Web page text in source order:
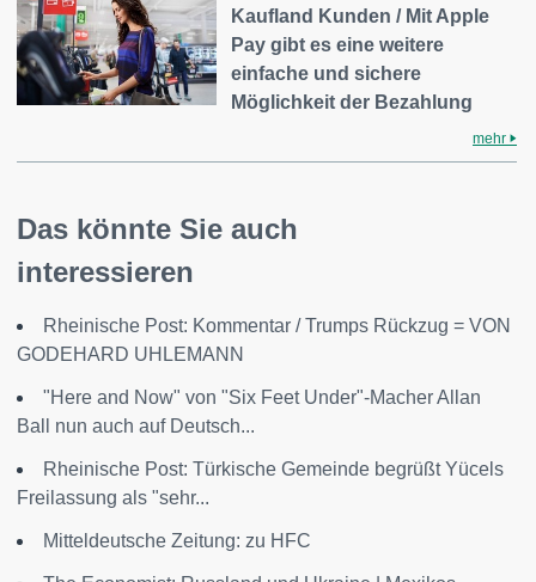
Kaufland Kunden / Mit Apple
Pay gibt es eine weitere
einfache und sichere
Möglichkeit der Bezahlung
mehr
Das könnte Sie auch
interessieren
Rheinische Post: Kommentar / Trumps Rückzug = VON
GODEHARD UHLEMANN
"Here and Now" von "Six Feet Under"-Macher Allan
Ball nun auch auf Deutsch...
Rheinische Post: Türkische Gemeinde begrüßt Yücels
Freilassung als "sehr...
Mitteldeutsche Zeitung: zu HFC